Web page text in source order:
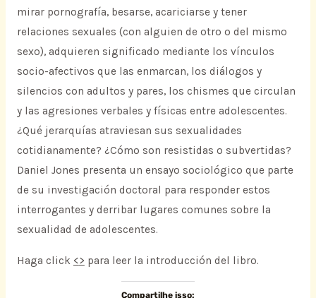
mirar pornografía, besarse, acariciarse y tener
relaciones sexuales (con alguien de otro o del mismo
sexo), adquieren significado mediante los vínculos
socio-afectivos que las enmarcan, los diálogos y
silencios con adultos y pares, los chismes que circulan
y las agresiones verbales y físicas entre adolescentes.
¿Qué jerarquías atraviesan sus sexualidades
cotidianamente? ¿Cómo son resistidas o subvertidas?
Daniel Jones presenta un ensayo sociológico que parte
de su investigación doctoral para responder estos
interrogantes y derribar lugares comunes sobre la
sexualidad de adolescentes.
Haga click <> para leer la introducción del libro.
Compartilhe isso: